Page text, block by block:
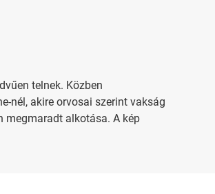
telnek. Közben
nél, akire orvosai szerint vakság
megmaradt alkotása. A kép